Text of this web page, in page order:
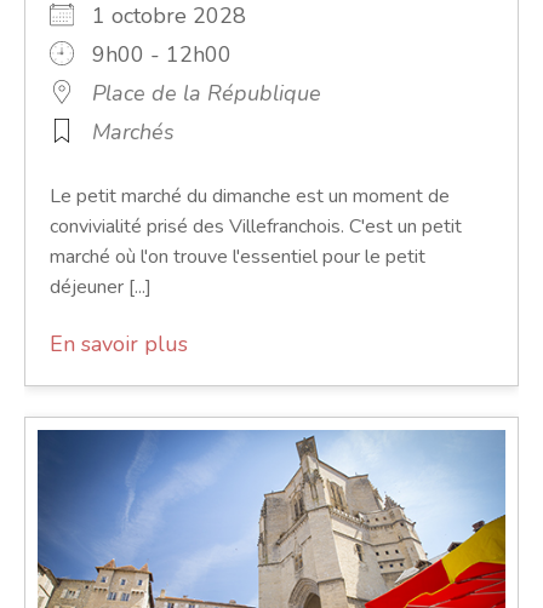
1 octobre 2028
9h00 - 12h00
Place de la République
Marchés
Le petit marché du dimanche est un moment de
convivialité prisé des Villefranchois. C'est un petit
marché où l'on trouve l'essentiel pour le petit
déjeuner [...]
En savoir plus